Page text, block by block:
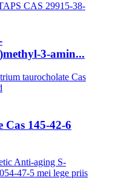
3-amin...
145-42-6